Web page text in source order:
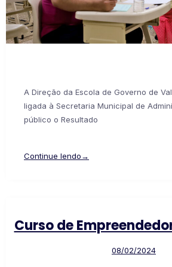
A Direção da Escola de Governo de
ligada à Secretaria Municipal de
público o Resultado
Continue lendo→
Curso de
08/02/2024